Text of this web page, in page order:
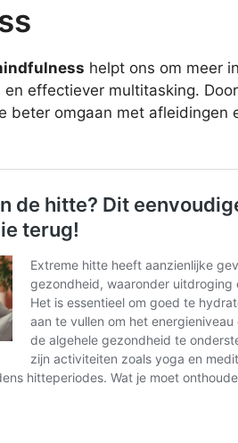
helpt ons om meer
effectiever multitasking.
beter omgaan met afleidingen